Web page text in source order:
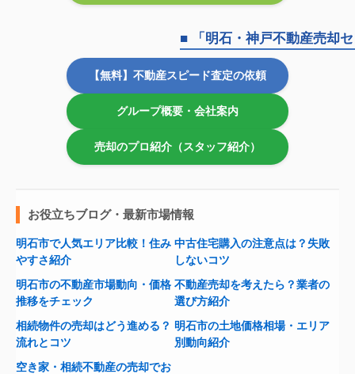
■ 「明石・神戸不動産売却
【無料】不動産スピード査定の依頼
グループ概要・会社案内
売却のプロ紹介（スタッフ紹介）
お役立ちブログ・最新市場情報
明石市で人気エリア比較！住み
やすさ紹介
中古住宅購入の注意点は？失敗
しないコツ
明石市の不動産市場動向・価格
推移をチェック
不動産売却を考えたら？業者の
選び方紹介
相続物件の売却はどう進める？
流れとコツ
明石市の土地価格相場・エリア
別動向紹介
空き家・相続不動産の売却でお